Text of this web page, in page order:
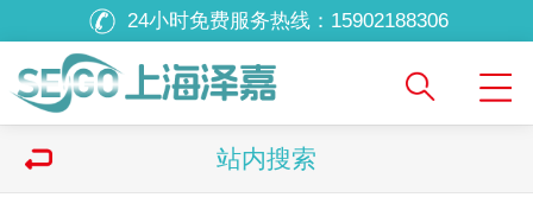
24小时免费服务热线： 15902188306
站内搜索